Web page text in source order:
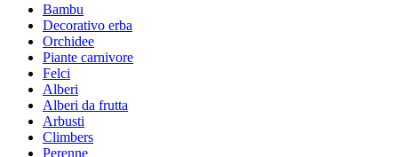
Bambu
Decorativo erba
Orchidee
Piante carnivore
Felci
Alberi
Alberi da frutta
Arbusti
Climbers
Perenne